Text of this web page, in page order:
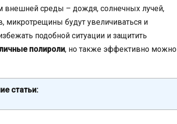
внешней среды – дождя, солнечных лучей,
микротрещины будут увеличиваться и
подобной ситуации и защитить
полироли, но также эффективно можно
статьи: